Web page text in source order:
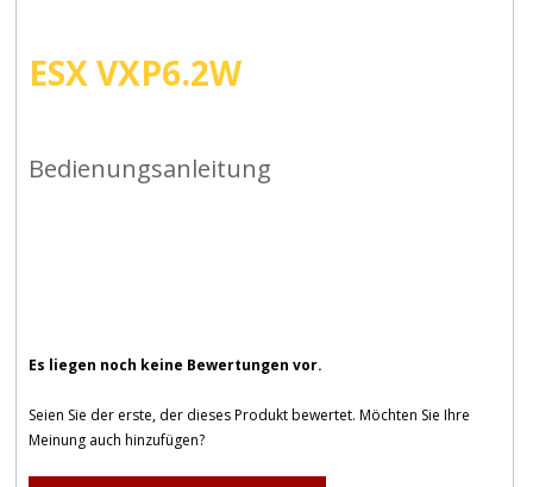
ESX VXP6.2W
Bedienungsanleitung
Es liegen noch keine Bewertungen vor.
Seien Sie der erste, der dieses Produkt bewertet. Möchten Sie Ihre
Meinung auch hinzufügen?